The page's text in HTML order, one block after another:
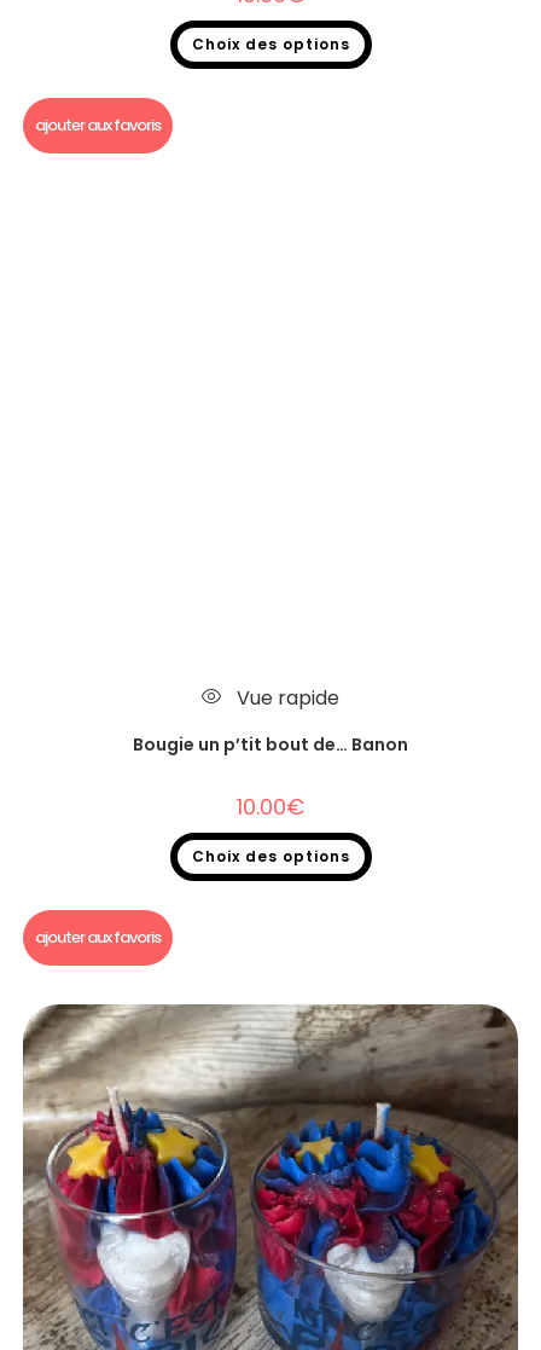
Choix des options
ajouter aux favoris
Vue rapide
Bougie un p’tit bout de… Banon
10.00€
Choix des options
ajouter aux favoris